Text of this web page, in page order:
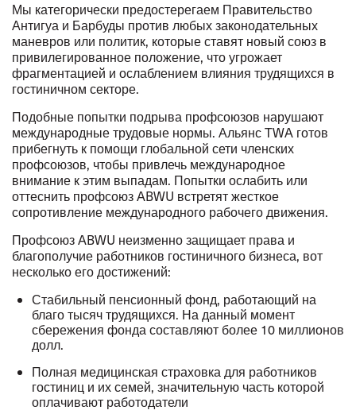
Мы категорически предостерегаем Правительство
Антигуа и Барбуды против любых законодательных
маневров или политик, которые ставят новый союз в
привилегированное положение, что угрожает
фрагментацией и ослаблением влияния трудящихся в
гостиничном секторе.
Подобные попытки подрыва профсоюзов нарушают
международные трудовые нормы. Альянс TWA готов
прибегнуть к помощи глобальной сети членских
профсоюзов, чтобы привлечь международное
внимание к этим выпадам. Попытки ослабить или
оттеснить профсоюз ABWU встретят жесткое
сопротивление международного рабочего движения.
Профсоюз ABWU неизменно защищает права и
благополучие работников гостиничного бизнеса, вот
несколько его достижений:
Стабильный пенсионный фонд, работающий на
благо тысяч трудящихся. На данный момент
сбережения фонда составляют более 10 миллионов
долл.
Полная медицинская страховка для работников
гостиниц и их семей, значительную часть которой
оплачивают работодатели